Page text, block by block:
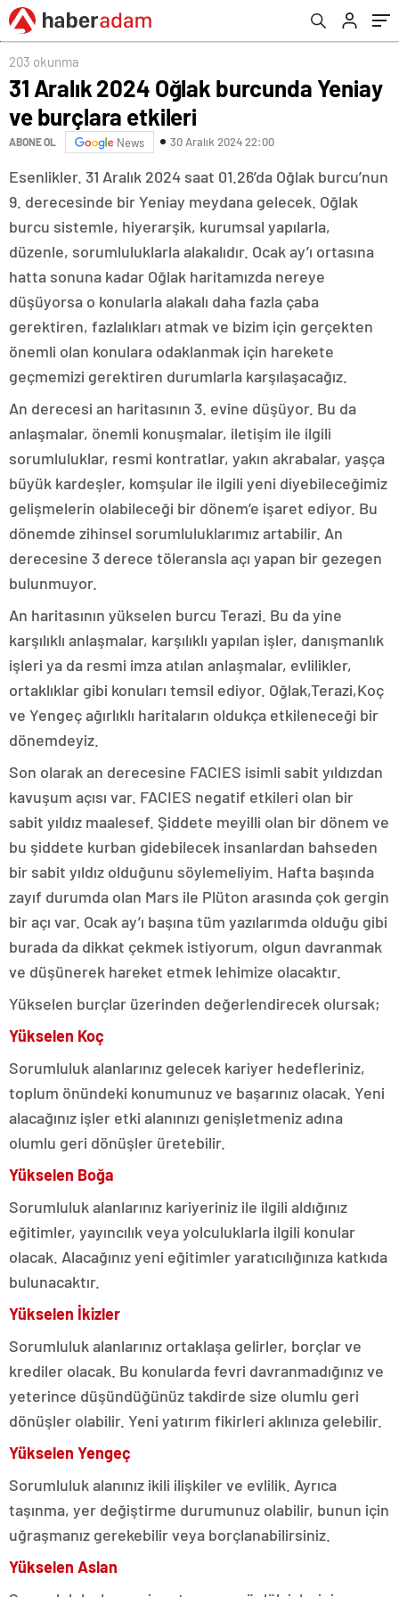
203 okunma
31 Aralık 2024 Oğlak burcunda Yeniay
ve burçlara etkileri
ABONE OL News 30 Aralık 2024 22:00
Esenlikler. 31 Aralık 2024 saat 01.26’da Oğlak burcu’nun
9. derecesinde bir Yeniay meydana gelecek. Oğlak
burcu sistemle, hiyerarşik, kurumsal yapılarla,
düzenle, sorumluluklarla alakalıdır. Ocak ay’ı ortasına
hatta sonuna kadar Oğlak haritamızda nereye
düşüyorsa o konularla alakalı daha fazla çaba
gerektiren, fazlalıkları atmak ve bizim için gerçekten
önemli olan konulara odaklanmak için harekete
geçmemizi gerektiren durumlarla karşılaşacağız.
An derecesi an haritasının 3. evine düşüyor. Bu da
anlaşmalar, önemli konuşmalar, iletişim ile ilgili
sorumluluklar, resmi kontratlar, yakın akrabalar, yaşça
büyük kardeşler, komşular ile ilgili yeni diyebileceğimiz
gelişmelerin olabileceği bir dönem’e işaret ediyor. Bu
dönemde zihinsel sorumluluklarımız artabilir. An
derecesine 3 derece töleransla açı yapan bir gezegen
bulunmuyor.
An haritasının yükselen burcu Terazi. Bu da yine
karşılıklı anlaşmalar, karşılıklı yapılan işler, danışmanlık
işleri ya da resmi imza atılan anlaşmalar, evlilikler,
ortaklıklar gibi konuları temsil ediyor. Oğlak,Terazi,Koç
ve Yengeç ağırlıklı haritaların oldukça etkileneceği bir
dönemdeyiz.
Son olarak an derecesine FACIES isimli sabit yıldızdan
kavuşum açısı var. FACIES negatif etkileri olan bir
sabit yıldız maalesef. Şiddete meyilli olan bir dönem ve
bu şiddete kurban gidebilecek insanlardan bahseden
bir sabit yıldız olduğunu söylemeliyim. Hafta başında
zayıf durumda olan Mars ile Plüton arasında çok gergin
bir açı var. Ocak ay’ı başına tüm yazılarımda olduğu gibi
burada da dikkat çekmek istiyorum, olgun davranmak
ve düşünerek hareket etmek lehimize olacaktır.
Yükselen burçlar üzerinden değerlendirecek olursak;
Yükselen Koç
Sorumluluk alanlarınız gelecek kariyer hedefleriniz,
toplum önündeki konumunuz ve başarınız olacak. Yeni
alacağınız işler etki alanınızı genişletmeniz adına
olumlu geri dönüşler üretebilir.
Yükselen Boğa
Sorumluluk alanlarınız kariyeriniz ile ilgili aldığınız
eğitimler, yayıncılık veya yolculuklarla ilgili konular
olacak. Alacağınız yeni eğitimler yaratıcılığınıza katkıda
bulunacaktır.
Yükselen İkizler
Sorumluluk alanlarınız ortaklaşa gelirler, borçlar ve
krediler olacak. Bu konularda fevri davranmadığınız ve
yeterince düşündüğünüz takdirde size olumlu geri
dönüşler olabilir. Yeni yatırım fikirleri aklınıza gelebilir.
Yükselen Yengeç
Sorumluluk alanınız ikili ilişkiler ve evlilik. Ayrıca
taşınma, yer değiştirme durumunuz olabilir, bunun için
uğraşmanız gerekebilir veya borçlanabilirsiniz.
Yükselen Aslan